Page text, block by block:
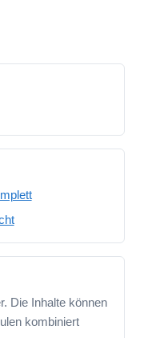
Die Inhalte können
kombiniert